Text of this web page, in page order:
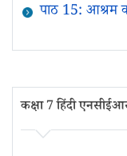
पाठ 15: आश्रम
कक्षा 7 हिंदी